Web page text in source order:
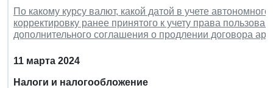
По какому курсу валют, какой датой в учете
корректировку ранее принятого к учету права
дополнительного соглашения о продлении договора
11 марта 2024
Налоги и налогообложение